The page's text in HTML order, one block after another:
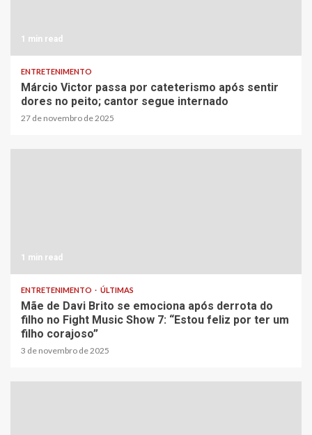
1 min read
ENTRETENIMENTO
Márcio Victor passa por cateterismo após sentir
dores no peito; cantor segue internado
27 de novembro de 2025
1 min read
ENTRETENIMENTO ÚLTIMAS
Mãe de Davi Brito se emociona após derrota do
filho no Fight Music Show 7: “Estou feliz por ter um
filho corajoso”
3 de novembro de 2025